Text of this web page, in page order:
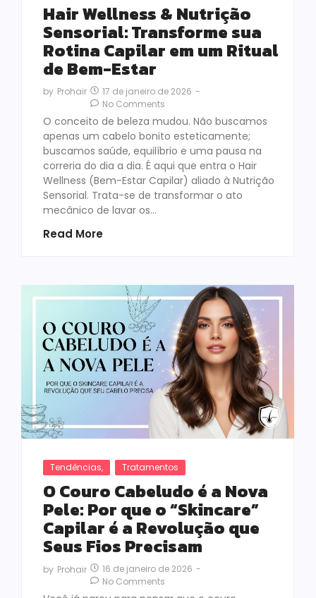
Hair Wellness & Nutrição
Sensorial: Transforme sua
Rotina Capilar em um Ritual
de Bem-Estar
by Prohair 17 de janeiro de 2026 -
No Comments
O conceito de beleza mudou. Não buscamos
apenas um cabelo bonito esteticamente;
buscamos saúde, equilíbrio e uma pausa na
correria do dia a dia. É aqui que entra o Hair
Wellness (Bem-Estar Capilar) aliado à Nutrição
Sensorial. Trata-se de transformar o ato
mecânico de lavar os…
Read More
Tendências, Tratamentos
O Couro Cabeludo é a Nova
Pele: Por que o “Skincare”
Capilar é a Revolução que
Seus Fios Precisam
by Prohair 16 de janeiro de 2026 -
No Comments